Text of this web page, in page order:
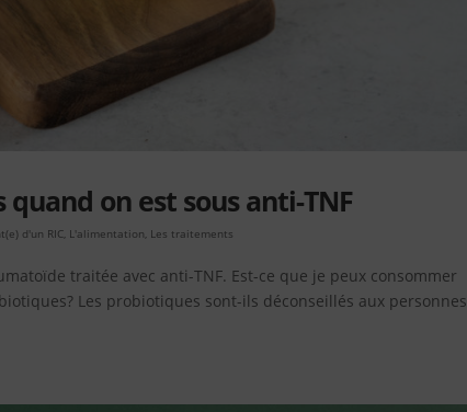
on est sous anti-TNF
d'un RIC, L'alimentation, Les traitements
traitée avec anti-TNF. Est-ce que je peux consommer
Les probiotiques sont-ils déconseillés aux personnes